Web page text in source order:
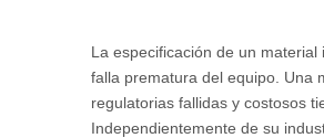
La especificación de un
falla prematura del equipo. Una
regulatorias fallidas y costosos
Independientemente de su